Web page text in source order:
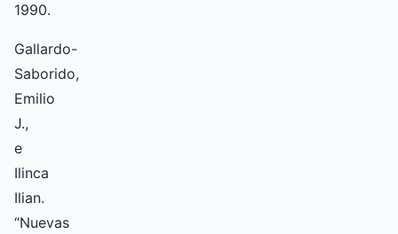
1990.
Gallardo-
Saborido,
Emilio
J.,
e
Ilinca
Ilian.
“Nuevas